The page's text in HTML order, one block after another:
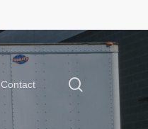
Contact search